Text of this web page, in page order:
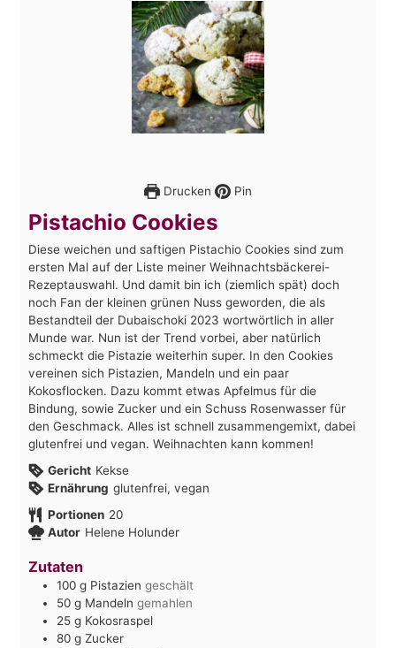
Drucken Pin
Pistachio Cookies
Diese weichen und saftigen Pistachio Cookies sind zum
ersten Mal auf der Liste meiner Weihnachtsbäckerei-
Rezeptauswahl. Und damit bin ich (ziemlich spät) doch
noch Fan der kleinen grünen Nuss geworden, die als
Bestandteil der Dubaischoki 2023 wortwörtlich in aller
Munde war. Nun ist der Trend vorbei, aber natürlich
schmeckt die Pistazie weiterhin super. In den Cookies
vereinen sich Pistazien, Mandeln und ein paar
Kokosflocken. Dazu kommt etwas Apfelmus für die
Bindung, sowie Zucker und ein Schuss Rosenwasser für
den Geschmack. Alles ist schnell zusammengemixt, dabei
glutenfrei und vegan. Weihnachten kann kommen!
Gericht Kekse
Ernährung glutenfrei, vegan
Portionen 20
Autor Helene Holunder
Zutaten
100 g Pistazien geschält
50 g Mandeln gemahlen
25 g Kokosraspel
80 g Zucker